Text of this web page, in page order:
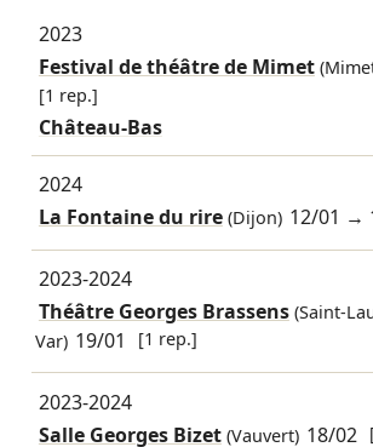
2023
Festival de théâtre de Mimet
[1 rep.]
Château-Bas
2024
La Fontaine du rire(Dijon) 12/01 →
2023-2024
Théâtre Georges Brassens(Saint-
Var) 19/01 [1 rep.]
2023-2024
Salle Georges Bizet(Vauvert) 18/02